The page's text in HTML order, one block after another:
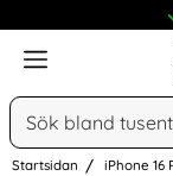
Meny
Sök
Startsidan iPhone 16